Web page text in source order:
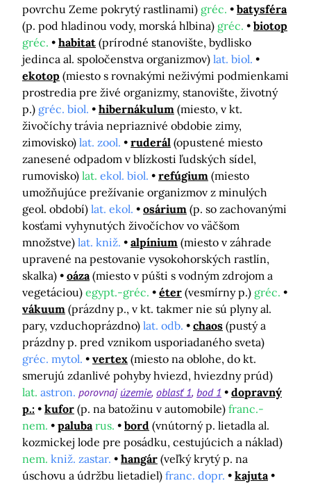
povrchu Zeme pokrytý rastlinami) gréc.
batysféra
(p. pod hladinou vody, morská hlbina) gréc.
biotop
gréc.
habitat (prírodné stanovište, bydlisko
jedinca al. spoločenstva organizmov) lat. biol.
ekotop (miesto s rovnakými neživými podmienkami
prostredia pre živé organizmy, stanovište, životný
p.) gréc. biol. hibernákulum (miesto, v kt.
živočíchy trávia nepriaznivé obdobie zimy,
zimovisko) lat. zool. ruderál (opustené miesto
zanesené odpadom v blízkosti ľudských sídel,
rumovisko) lat. ekol. biol. refúgium (miesto
umožňujúce prežívanie organizmov z minulých
geol. období) lat. ekol. osárium (p. so zachovanými
kosťami vyhynutých živočíchov vo väčšom
množstve) lat. kniž. alpínium (miesto v záhrade
upravené na pestovanie vysokohorských rastlín,
skalka)
oáza (miesto v púšti s vodným zdrojom a
vegetáciou) egypt.-gréc. éter (vesmírny p.) gréc.
vákuum (prázdny p., v kt. takmer nie sú plyny al.
pary, vzduchoprázdno) lat. odb. chaos (pustý a
prázdny p. pred vznikom usporiadaného sveta)
gréc. mytol.
vertex (miesto na oblohe, do kt.
smerujú zdanlivé pohyby hviezd, hviezdny prúd)
lat. astron. porovnaj územie oblasť 1 bod 1
dopravný
p.:
kufor (p. na batožinu v automobile) franc.-
nem.
paluba rus. bord (vnútorný p. lietadla al.
kozmickej lode pre posádku, cestujúcich a náklad)
nem. kniž. zastar. hangár (veľký krytý p. na
úschovu a údržbu lietadiel) franc. dopr.
kajuta